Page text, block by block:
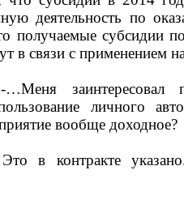
деятельность по
получаемые субсидии
в связи с применением
заинтересовал
личного
вообще доходное?
в контракте